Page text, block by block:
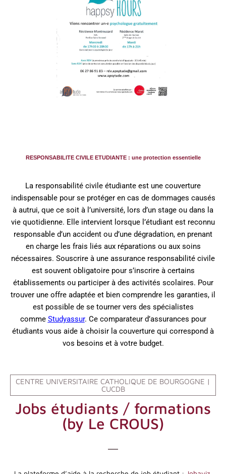
RESPONSABILITE CIVILE ETUDIANTE : une protection essentielle
La responsabilité civile étudiante est une couverture
indispensable pour se protéger en cas de dommages causés
à autrui, que ce soit à l’université, lors d’un stage ou dans la
vie quotidienne. Elle intervient lorsque l’étudiant est reconnu
responsable d’un accident ou d’une dégradation, en prenant
en charge les frais liés aux réparations ou aux soins
nécessaires. Souscrire à une assurance responsabilité civile
est souvent obligatoire pour s’inscrire à certains
établissements ou participer à des activités scolaires. Pour
trouver une offre adaptée et bien comprendre les garanties, il
est possible de se tourner vers des spécialistes
comme Studyassur. Ce comparateur d’assurances pour
étudiants vous aide à choisir la couverture qui correspond à
vos besoins et à votre budget.
CENTRE UNIVERSITAIRE CATHOLIQUE DE BOURGOGNE |
CUCDB
Jobs étudiants / formations
(by Le CROUS)